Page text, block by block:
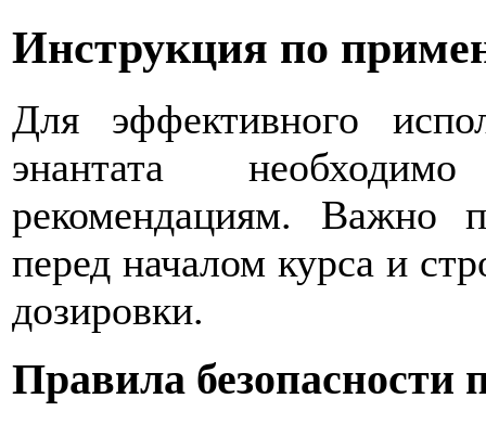
Инструкция по
Для эффективного
энантата
рекомендациям. Важно
перед началом курса и
дозировки.
Правила безопасности